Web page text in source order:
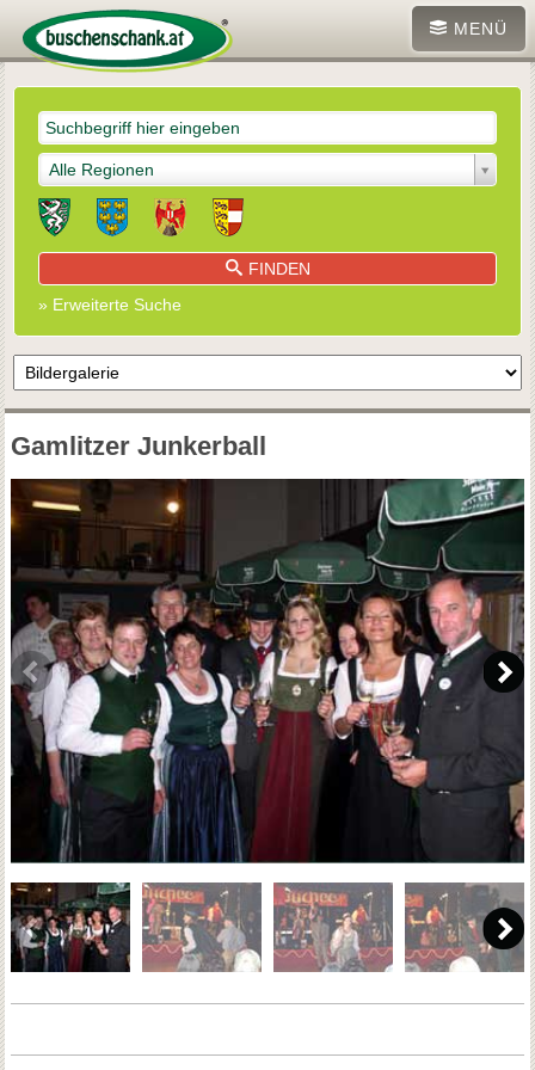
MENÜ
Alle Regionen
FINDEN
» Erweiterte Suche
Gamlitzer Junkerball